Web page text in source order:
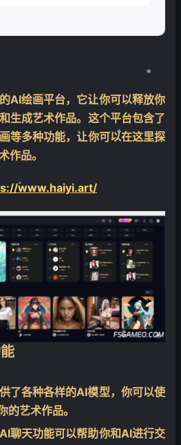
AI绘画平台，它让你可以释放你
生成艺术作品。这个平台包含了
等多种功能，让你可以在这里探
作品。
www.haiyi.art/
了各种各样的AI模型，你可以使
的艺术作品。
聊天功能可以帮助你和AI进行交